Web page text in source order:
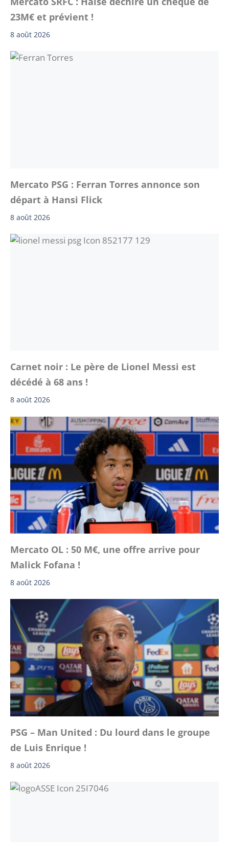
23M€ et prévient !
8 août 2026
Mercato PSG : Ferran Torres annonce son
départ à Hansi Flick
8 août 2026
Carnet noir : Le père de Lionel Messi est
décédé à 68 ans !
8 août 2026
Mercato OL : 50 M€, une offre arrive pour
Malick Fofana !
8 août 2026
PSG – Man United : Du lourd dans le groupe
de Luis Enrique !
8 août 2026